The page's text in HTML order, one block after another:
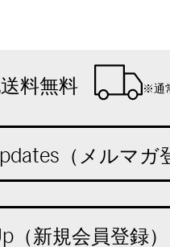
料無料 ※通
（メルマガ
（新規会員登録）